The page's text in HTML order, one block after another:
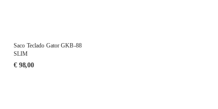
Saco Teclado Gator GKB-88
SLIM
€98,00